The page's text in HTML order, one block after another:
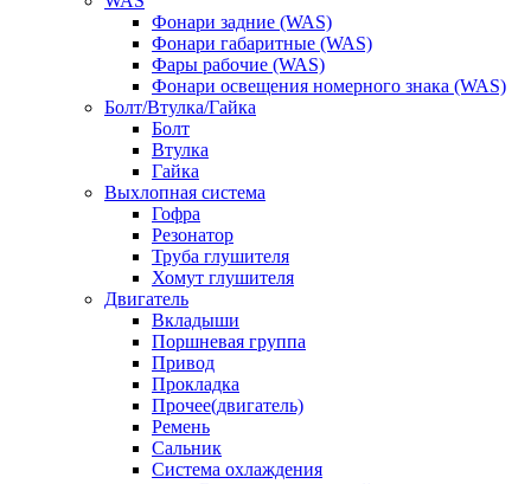
Фонари задние (WAS)
Фонари габаритные (WAS)
Фары рабочие (WAS)
Фонари освещения номерного знака (WAS)
Болт/Втулка/Гайка
Болт
Втулка
Гайка
Выхлопная система
Гофра
Резонатор
Труба глушителя
Хомут глушителя
Двигатель
Вкладыши
Поршневая группа
Привод
Прокладка
Прочее(двигатель)
Ремень
Сальник
Система охлаждения